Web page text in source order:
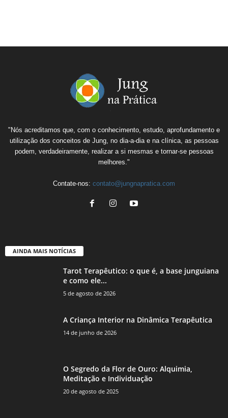
"Nós acreditamos que, com o conhecimento, estudo, aprofundamento e
utilização dos conceitos de Jung, no dia-a-dia e na clínica, as pessoas
podem, verdadeiramente, realizar a si mesmas e tornar-se pessoas
melhores."
Contate-nos: contato@jungnapratica.com
AINDA MAIS NOTÍCIAS
Tarot Terapêutico: o que é, a base junguiana
e como ele...
5 de agosto de 2026
A Criança Interior na Dinâmica Terapêutica
14 de junho de 2026
O Segredo da Flor de Ouro: Alquimia,
Meditação e Individuação
20 de agosto de 2025